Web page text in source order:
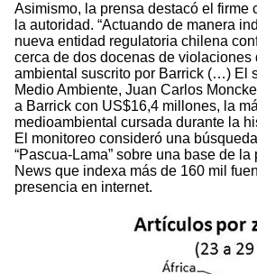
Asimismo, la prensa destacó el firme
la autoridad. “Actuando de manera
nueva entidad regulatoria chilena
cerca de dos docenas de violaciones
ambiental suscrito por Barrick (…) El
Medio Ambiente, Juan Carlos
a Barrick con US$16,4 millones, la
medioambiental cursada durante la
El monitoreo consideró una
“Pascua-Lama” sobre una base de
News que indexa más de 160 mil
presencia en internet.